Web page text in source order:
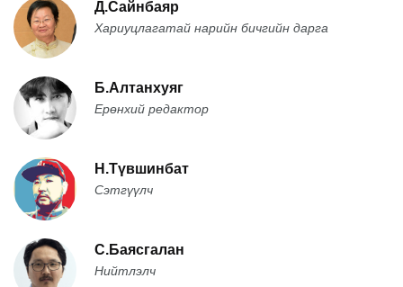
Д.Сайнбаяр
Хариуцлагатай нарийн бичгийн дарга
Б.Алтанхуяг
Ерөнхий редактор
Н.Түвшинбат
Сэтгүүлч
С.Баясгалан
Нийтлэлч